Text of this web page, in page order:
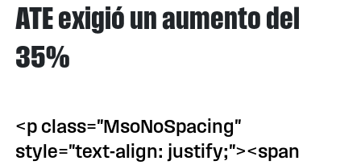
ATE exigió un aumento del
35%
<p class="MsoNoSpacing"
style="text-align: justify;"><span